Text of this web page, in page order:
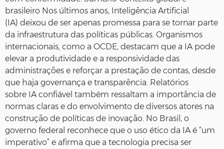
brasileiro Nos últimos anos, Inteligência Artificial
(IA) deixou de ser apenas promessa para se tornar parte
da infraestrutura das políticas públicas. Organismos
internacionais, como a OCDE, destacam que a IA pode
elevar a produtividade e a responsividade das
administrações e reforçar a prestação de contas, desde
que haja governança e transparência. Relatórios
sobre IA confiável também ressaltam a importância de
normas claras e do envolvimento de diversos atores na
construção de políticas de inovação. No Brasil, o
governo federal reconhece que o uso ético da IA é “um
imperativo” e afirma que a tecnologia precisa ser